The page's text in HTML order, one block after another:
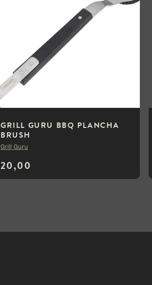
GRILL GURU BBQ PLANCHA
BRUSH
20,00
Grill Guru